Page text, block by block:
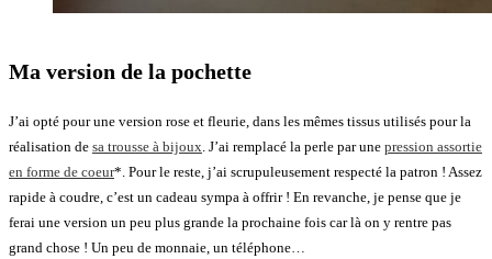
Ma version de la pochette
J’ai opté pour une version rose et fleurie, dans les mêmes tissus utilisés pour la
réalisation de sa trousse à bijoux. J’ai remplacé la perle par une pression assortie
en forme de coeur*. Pour le reste, j’ai scrupuleusement respecté la patron ! Assez
rapide à coudre, c’est un cadeau sympa à offrir ! En revanche, je pense que je
ferai une version un peu plus grande la prochaine fois car là on y rentre pas
grand chose ! Un peu de monnaie, un téléphone…